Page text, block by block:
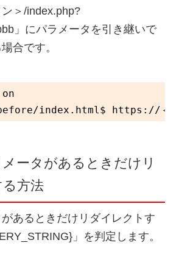
ン＞/index.php?
」にパラメータを引き継いで
合です。
ータがあるときだけリ
方法
あるときだけリダイレクトす
」を判定します。